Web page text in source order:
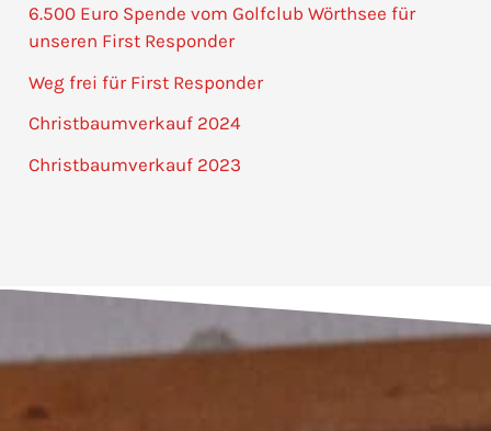
6.500 Euro Spende vom Golfclub Wörthsee für
unseren First Responder
Weg frei für First Responder
Christbaumverkauf 2024
Christbaumverkauf 2023